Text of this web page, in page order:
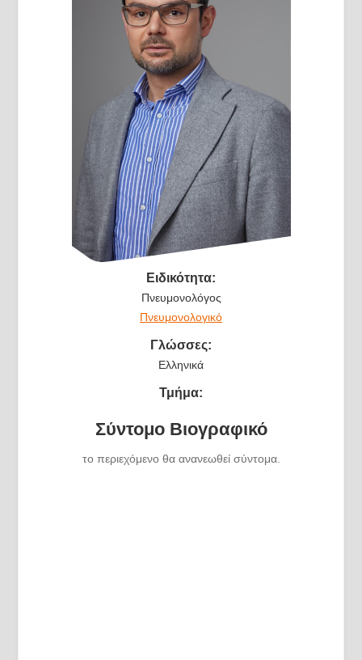
Ειδικότητα:
Πνευμονολόγος
Πνευμονολογικό
Γλώσσες:
Ελληνικά
Τμήμα:
Σύντομο Βιογραφικό
το περιεχόμενο θα ανανεωθεί σύντομα.